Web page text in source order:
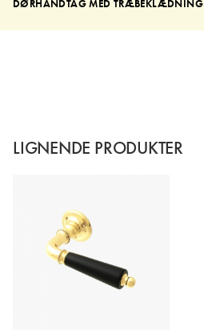
DØRHÅNDTAG MED TRÆBEKLÆDNING
LIGNENDE PRODUKTER